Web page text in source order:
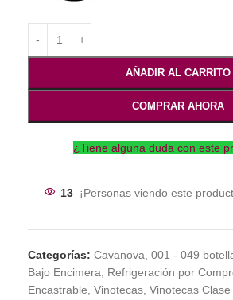
AÑADIR AL CARRITO
COMPRAR AHORA
¿Tiene alguna duda con este
13 ¡Personas viendo este
Categorías: Cavanova 001 - 049
Bajo Encimera
Refrigeración por
Encastrable Vinotecas Vinotecas Clase